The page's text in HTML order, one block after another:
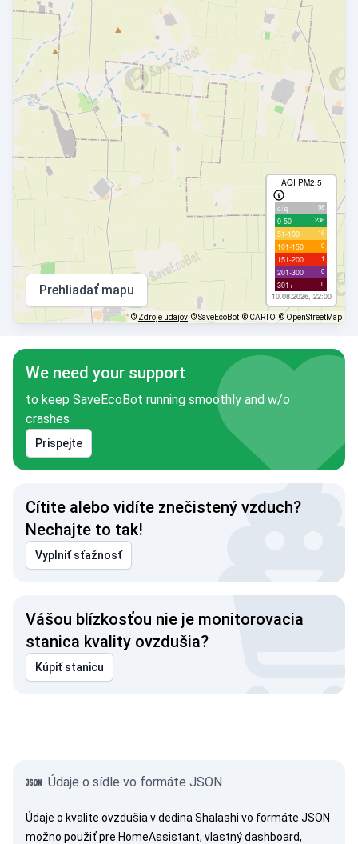
AQI PM2.5
с/д 98
0-50 236
51-100 16
101-150 0
151-200 1
201-300 0
301+ 0
10.08.2026, 22:00
Prehliadať mapu
© Zdroje údajov © SaveEcoBot © CARTO © OpenStreetMap
We need your support
to keep SaveEcoBot running smoothly and w/o
crashes
Prispejte
Cítite alebo vidíte znečistený vzduch?
Nechajte to tak!
Vyplniť sťažnosť
Vášou blízkosťou nie je monitorovacia
stanica kvality ovzdušia?
Kúpiť stanicu
Údaje o sídle vo formáte JSON
Údaje o kvalite ovzdušia v dedina Shalashi vo formáte JSON
možno použiť pre HomeAssistant, vlastný dashboard,